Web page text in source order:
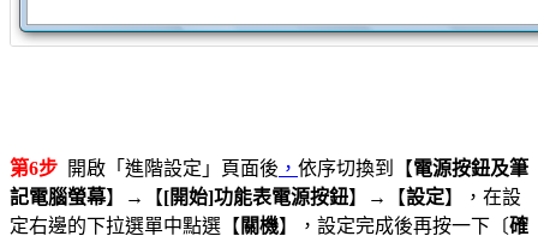
第6步 開啟「進階設定」頁面後 ， 依序切換到【電源按鈕及筆
記電腦螢幕】→【[開始]功能表電源按鈕】→【設定】，在設
定右邊的下拉選單中點選【 關機】，設定完成後再按一下〔確